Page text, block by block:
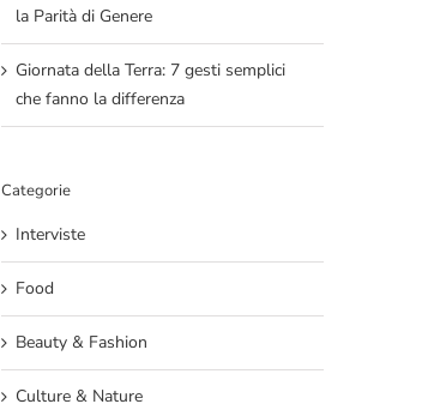
la Parità di Genere
Giornata della Terra: 7 gesti semplici
che fanno la differenza
Categorie
Interviste
Food
Beauty & Fashion
Culture & Nature